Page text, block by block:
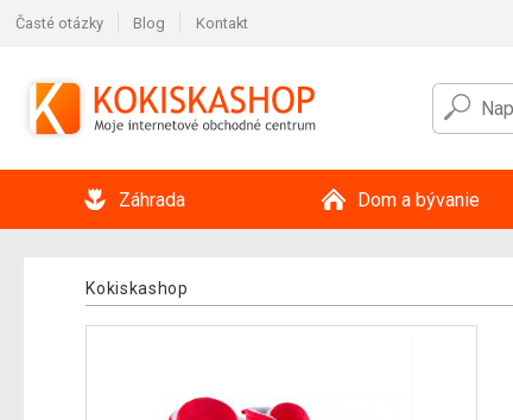
Časté otázky Blog Kontakt
Záhrada Dom a bývanie
Kokiskashop